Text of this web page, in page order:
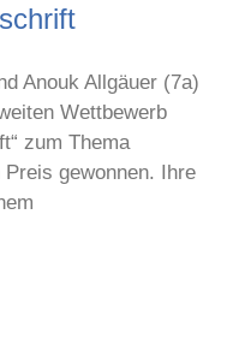
Anouk Allgäuer (7a)
Wettbewerb
zum Thema
gewonnen. Ihre